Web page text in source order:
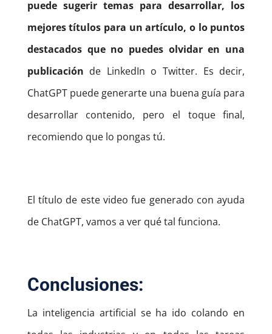
puede sugerir temas para desarrollar, los
mejores títulos para un artículo, o lo puntos
destacados que no puedes olvidar en una
publicación de LinkedIn o Twitter. Es decir,
ChatGPT puede generarte una buena guía para
desarrollar contenido, pero el toque final,
recomiendo que lo pongas tú.
El título de este video fue generado con ayuda
de ChatGPT, vamos a ver qué tal funciona.
Conclusiones:
La inteligencia artificial se ha ido colando en